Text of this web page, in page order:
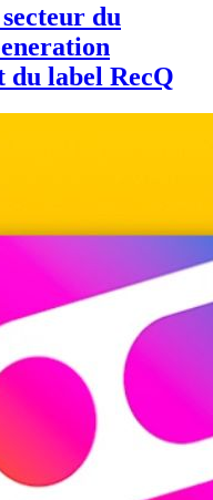
du
du label RecQ